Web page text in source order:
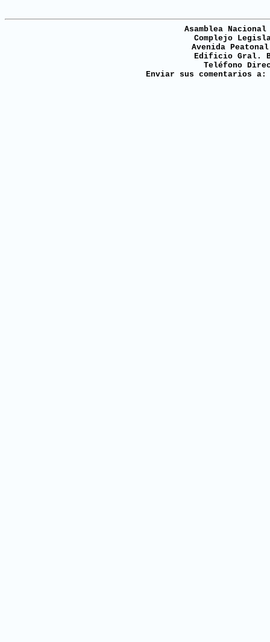
Asamblea
Complejo
Avenida
Edificio Gral.
Teléfono
Enviar sus comentarios